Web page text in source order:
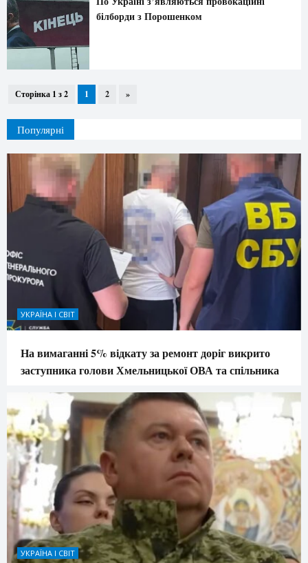
білборди з Порошенком
Сторінка 1 з 2 1 2 »
Популярні
УКРАЇНА І СВІТ
На вимаганні 5% відкату за ремонт доріг викрито
заступника голови Хмельницької ОВА та спільника
УКРАЇНА І СВІТ